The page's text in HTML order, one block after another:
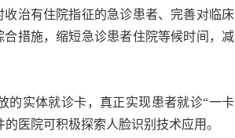
治有住院指征的急诊患者、完善对临床
措施，缩短急诊患者住院等候时间，减
的实体就诊卡，真正实现患者就诊“一卡
医院可积极探索人脸识别技术应用。